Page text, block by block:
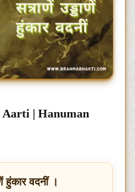
Aarti | Hanuman
हुंकार वदनीं ।